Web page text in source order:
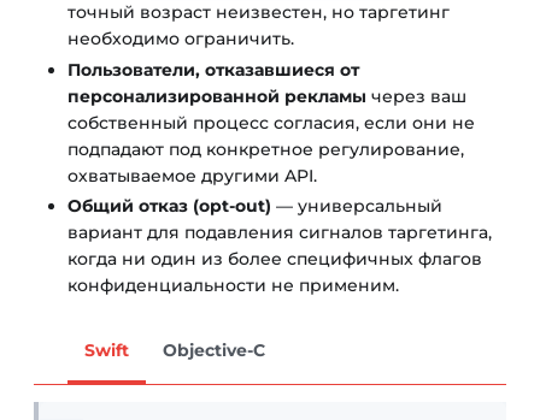
точный возраст неизвестен, но таргетинг
необходимо ограничить.
Пользователи, отказавшиеся от
персонализированной рекламы через ваш
собственный процесс согласия, если они не
подпадают под конкретное регулирование,
охватываемое другими API.
Общий отказ (opt-out) — универсальный
вариант для подавления сигналов таргетинга,
когда ни один из более специфичных флагов
конфиденциальности не применим.
Swift Objective-C